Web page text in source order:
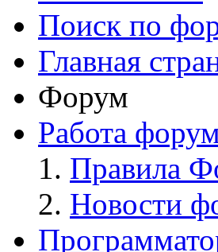
Поиск по
Главная
Форум
Работа
Правила
Новости